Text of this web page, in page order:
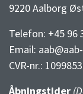
9220 Aalborg
Telefon: +45 96
Email:
CVR-nr.:
Åbningstider